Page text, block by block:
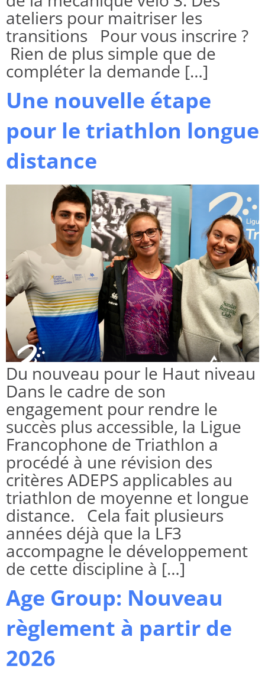
ateliers pour maitriser les
transitions Pour vous inscrire ?
Rien de plus simple que de
compléter la demande […]
Une nouvelle étape
pour le triathlon longue
distance
Du nouveau pour le Haut niveau
Dans le cadre de son
engagement pour rendre le
succès plus accessible, la Ligue
Francophone de Triathlon a
procédé à une révision des
critères ADEPS applicables au
triathlon de moyenne et longue
distance. Cela fait plusieurs
années déjà que la LF3
accompagne le développement
de cette discipline à […]
Age Group: Nouveau
règlement à partir de
2026